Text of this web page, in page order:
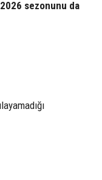
2026 sezonunu da